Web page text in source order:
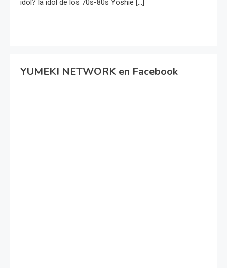
idol? la idol de los 70s-80s Yoshie […]
YUMEKI NETWORK en Facebook